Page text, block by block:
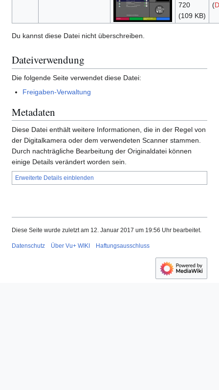
720
(109 KB)
(
Du kannst diese Datei nicht überschreiben.
Dateiverwendung
Die folgende Seite verwendet diese Datei:
Freigaben-Verwaltung
Metadaten
Diese Datei enthält weitere Informationen, die in der Regel von
der Digitalkamera oder dem verwendeten Scanner stammen.
Durch nachträgliche Bearbeitung der Originaldatei können
einige Details verändert worden sein.
Erweiterte Details einblenden
Diese Seite wurde zuletzt am 12. Januar 2017 um 19:56 Uhr bearbeitet.
Datenschutz Über Vu+ WIKI Haftungsausschluss